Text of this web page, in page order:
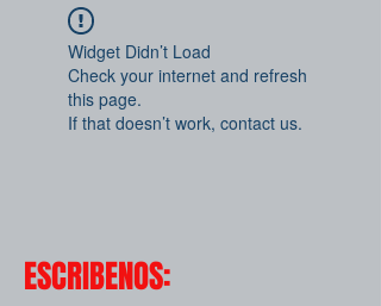
Widget Didn’t Load
Check your internet and refresh
this page.
If that doesn’t work, contact us.
ESCRIBENOS: